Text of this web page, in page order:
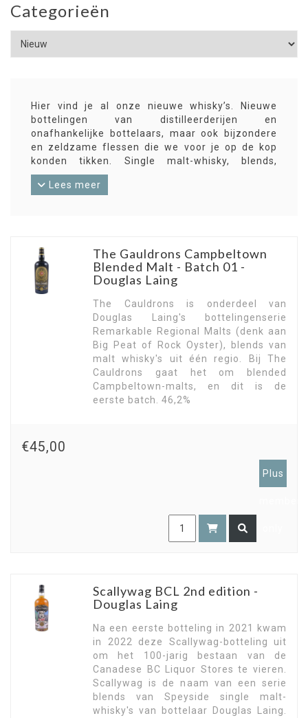
Categorieën
Hier vind je al onze nieuwe whisky’s. Nieuwe
bottelingen van distilleerderijen en
onafhankelijke bottelaars, maar ook bijzondere
en zeldzame flessen die we voor je op de kop
konden tikken. Single malt-whisky, blends,
bourbon en meer uit alle windstreken. Sommige
nieuwe aanwinsten zijn alweer verdwenen
Lees meer
The Gauldrons Campbeltown
Blended Malt - Batch 01 -
Douglas Laing
The Cauldrons is onderdeel van
Douglas Laing's bottelingenserie
Remarkable Regional Malts (denk aan
Big Peat of Rock Oyster), blends van
malt whisky's uit één regio. Bij The
Cauldrons gaat het om blended
Campbeltown-malts, en dit is de
eerste batch. 46,2%
€45,00
Plus
Scallywag BCL 2nd edition -
Douglas Laing
Na een eerste botteling in 2021 kwam
in 2022 deze Scallywag-botteling uit
om het 100-jarig bestaan van de
Canadese BC Liquor Stores te vieren.
Scallywag is de naam van een serie
blends van Speyside single malt-
whisky's van bottelaar Douglas Laing.